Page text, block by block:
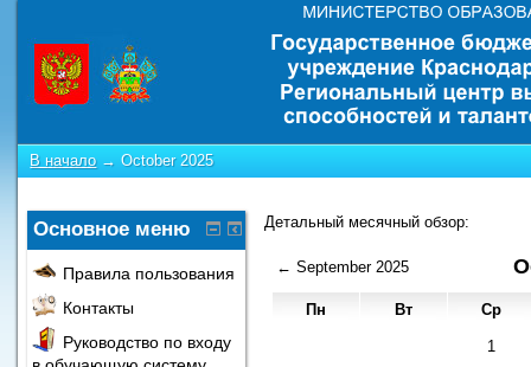
В начало → October 2025
Детальный месячный обзор:
← September 2025
Пн Вт Ср
1
Основное меню
Правила пользования
Контакты
Руководство по входу